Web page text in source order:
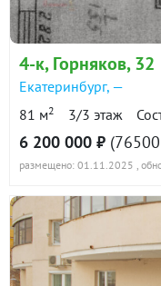
4-к, Горняков, 32
Екатеринбург, —
81 м2 3/3 этаж
6 200 000 ₽
размещено: 01.11.2025 ,